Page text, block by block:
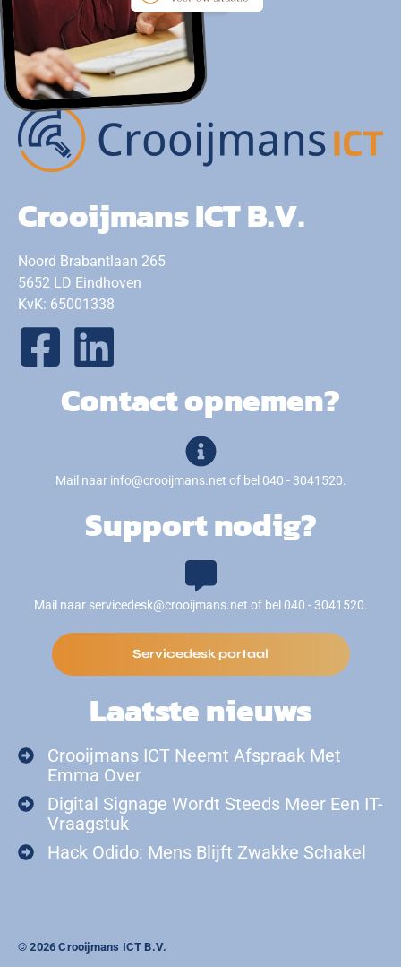
Crooijmans ICT B.V.
Noord Brabantlaan 265
5652 LD Eindhoven
KvK: 65001338
Contact opnemen?
Mail naar info@crooijmans.net of bel 040 - 3041520.
Support nodig?
Mail naar servicedesk@crooijmans.net of bel 040 - 3041520.
Servicedesk portaal
Laatste nieuws
Crooijmans ICT Neemt Afspraak Met
Emma Over
Digital Signage Wordt Steeds Meer Een IT-
Vraagstuk
Hack Odido: Mens Blijft Zwakke Schakel
© 2026 Crooijmans ICT B.V.